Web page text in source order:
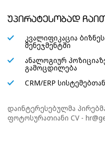
უპირატესობად
კვალიფიკაცია
მენეჯმენტში
ანალოგიურ
გამოცდილება
CRM/ERP
დაინტერესებულმა
ფოტოსურათიანი CV -